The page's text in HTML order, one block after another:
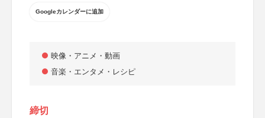
Googleカレンダーに追加
映像・アニメ・動画
音楽・エンタメ・レシピ
締切